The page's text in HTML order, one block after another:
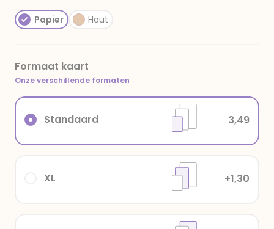
Papier Hout
Formaat kaart
Onze verschillende formaten
XL +1,30
Standaard 3,49